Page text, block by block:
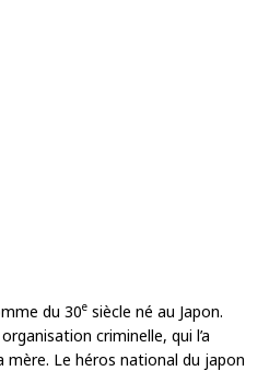
du 30e siècle né au Japon.
criminelle, qui l’a
Le héros national du japon